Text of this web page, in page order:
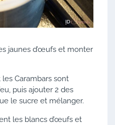
jaunes d’œufs et monter
Carambars sont
puis ajouter 2 des
le sucre et mélanger.
les blancs d’œufs et